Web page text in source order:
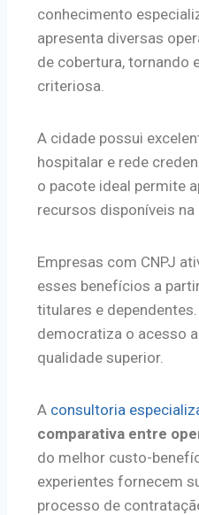
conhecimento
apresenta diversas
de cobertura, tornando
criteriosa.
A cidade possui
hospitalar e rede
o pacote ideal permite
recursos disponíveis na
Empresas com CNPJ
esses benefícios a
titulares e
democratiza o acesso
qualidade superior.
A consultoria
comparativa entre
do melhor custo-
experientes fornecem
processo de